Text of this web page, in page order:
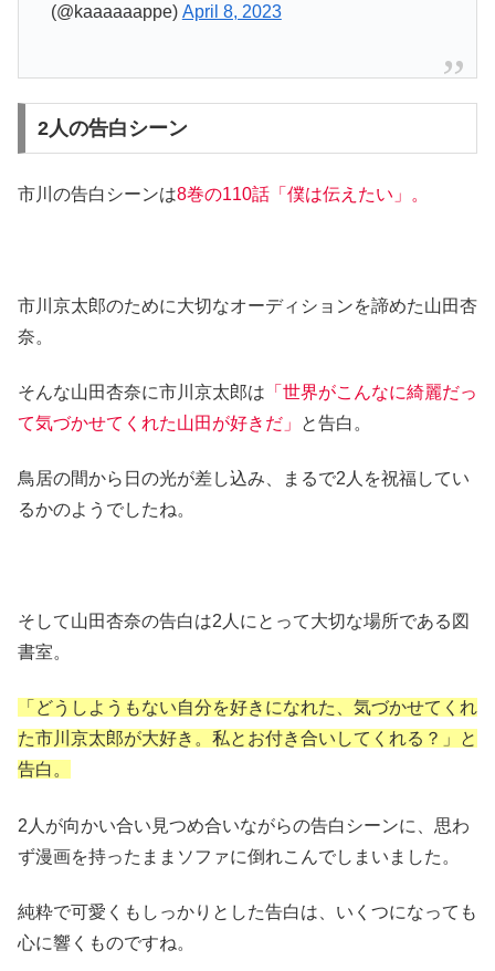
(@kaaaaaappe) April 8, 2023
2人の告白シーン
市川の告白シーンは8巻の110話「僕は伝えたい」。
市川京太郎のために大切なオーディションを諦めた山田杏
奈。
そんな山田杏奈に市川京太郎は 「世界がこんなに綺麗だっ
て気づかせてくれた山田が好きだ」
と告白。
鳥居の間から日の光が差し込み、まるで2人を祝福してい
るかのようでしたね。
そして山田杏奈の告白は2人にとって大切な場所である図
書室。
「どうしようもない自分を好きになれた、気づかせてくれ
た市川京太郎が大好き。私とお付き合いしてくれる？」と
告白。
2人が向かい合い見つめ合いながらの告白シーンに、思わ
ず漫画を持ったままソファに倒れこんでしまいました。
純粋で可愛くもしっかりとした告白は、いくつになっても
心に響くものですね。